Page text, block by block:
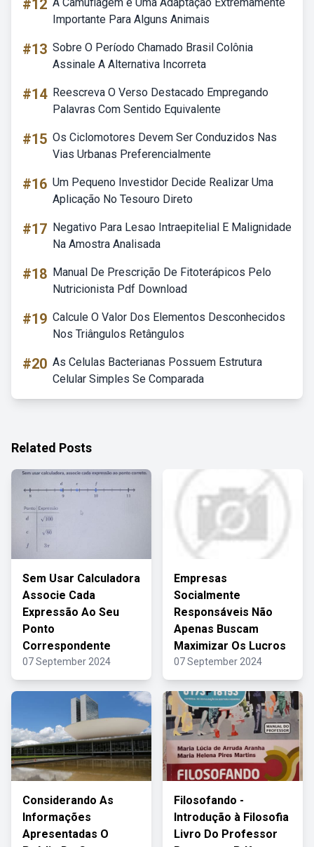
#12
Importante Para Alguns Animais
#13 Sobre O Período Chamado Brasil Colônia
Assinale A Alternativa Incorreta
#14 Reescreva O Verso Destacado Empregando
Palavras Com Sentido Equivalente
#15 Os Ciclomotores Devem Ser Conduzidos Nas
Vias Urbanas Preferencialmente
#16 Um Pequeno Investidor Decide Realizar Uma
Aplicação No Tesouro Direto
#17 Negativo Para Lesao Intraepitelial E Malignidade
Na Amostra Analisada
#18 Manual De Prescrição De Fitoterápicos Pelo
Nutricionista Pdf Download
#19 Calcule O Valor Dos Elementos Desconhecidos
Nos Triângulos Retângulos
#20 As Celulas Bacterianas Possuem Estrutura
Celular Simples Se Comparada
Related Posts
Sem Usar Calculadora
Associe Cada
Expressão Ao Seu
Ponto
Correspondente
07 September 2024
Empresas
Socialmente
Responsáveis Não
Apenas Buscam
Maximizar Os Lucros
07 September 2024
Considerando As
Informações
Apresentadas O
Filosofando -
Introdução à Filosofia
Livro Do Professor